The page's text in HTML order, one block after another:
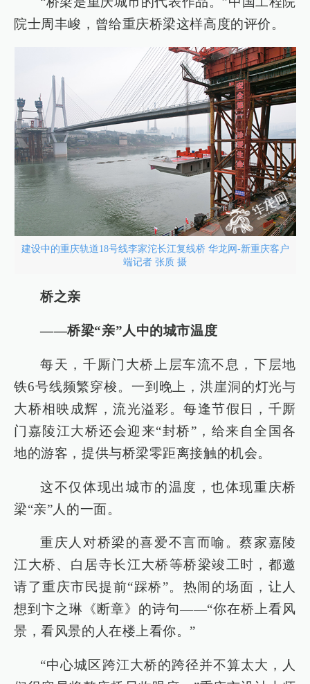
院士周丰峻，曾给重庆桥梁这样高度的评价。
建设中的重庆轨道18号线李家沱长江复线桥 华龙网-新重庆客户
端记者 张质 摄
桥之亲
——桥梁“亲”人中的城市温度
每天，千厮门大桥上层车流不息，下层地
铁6号线频繁穿梭。一到晚上，洪崖洞的灯光与
大桥相映成辉，流光溢彩。每逢节假日，千厮
门嘉陵江大桥还会迎来“封桥”，给来自全国各
地的游客，提供与桥梁零距离接触的机会。
这不仅体现出城市的温度，也体现重庆桥
梁“亲”人的一面。
重庆人对桥梁的喜爱不言而喻。蔡家嘉陵
江大桥、白居寺长江大桥等桥梁竣工时，都邀
请了重庆市民提前“踩桥”。热闹的场面，让人
想到卞之琳《断章》的诗句——“你在桥上看风
景，看风景的人在楼上看你。”
“中心城区跨江大桥的跨径并不算太大，人